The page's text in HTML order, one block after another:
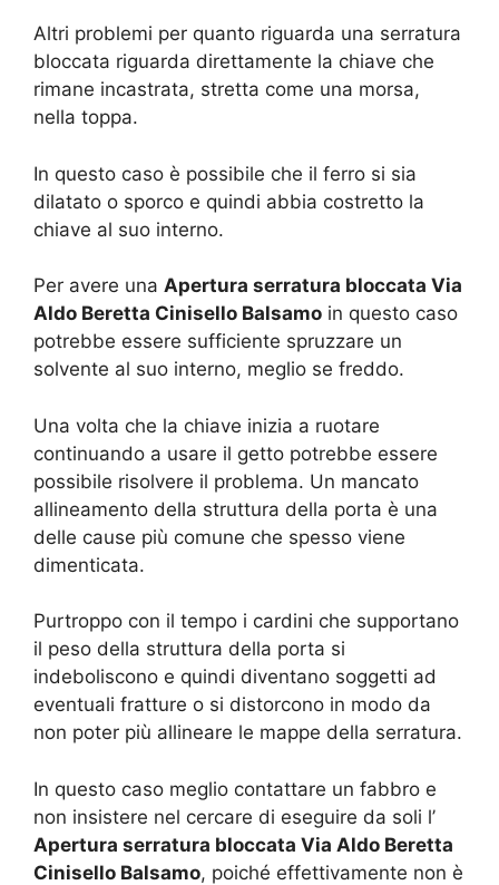
Altri problemi per quanto riguarda una serratura
bloccata riguarda direttamente la chiave che
rimane incastrata, stretta come una morsa,
nella toppa.
In questo caso è possibile che il ferro si sia
dilatato o sporco e quindi abbia costretto la
chiave al suo interno.
Per avere una Apertura serratura bloccata Via
Aldo Beretta Cinisello Balsamo in questo caso
potrebbe essere sufficiente spruzzare un
solvente al suo interno, meglio se freddo.
Una volta che la chiave inizia a ruotare
continuando a usare il getto potrebbe essere
possibile risolvere il problema. Un mancato
allineamento della struttura della porta è una
delle cause più comune che spesso viene
dimenticata.
Purtroppo con il tempo i cardini che supportano
il peso della struttura della porta si
indeboliscono e quindi diventano soggetti ad
eventuali fratture o si distorcono in modo da
non poter più allineare le mappe della serratura.
In questo caso meglio contattare un fabbro e
non insistere nel cercare di eseguire da soli l’
Apertura serratura bloccata Via Aldo Beretta
Cinisello Balsamo, poiché effettivamente non è